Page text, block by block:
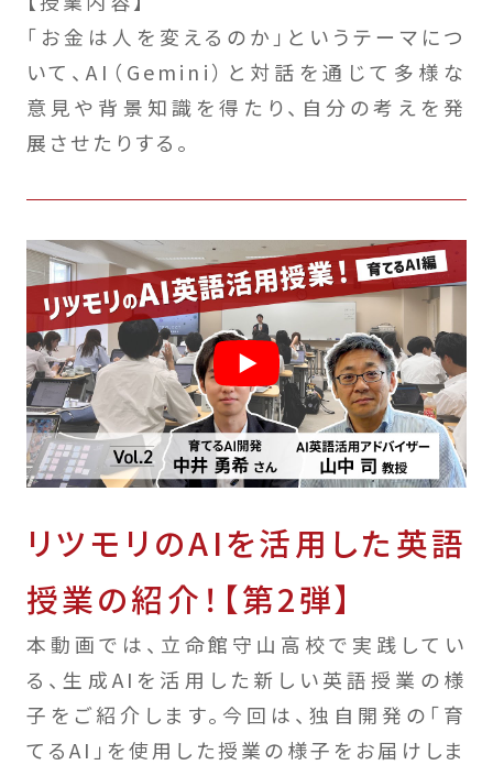
「お金は人を変えるのか」というテーマにつ
いて、AI（Gemini）と対話を通じて多様な
意見や背景知識を得たり、自分の考えを発
展させたりする。
リツモリのAIを活用した英語
授業の紹介！【第2弾】
本動画では、立命館守山高校で実践してい
る、生成AIを活用した新しい英語授業の様
子をご紹介します。今回は、独自開発の「育
てるAI」を使用した授業の様子をお届けしま